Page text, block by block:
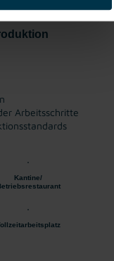
Arbeitsschritte
Kantine/